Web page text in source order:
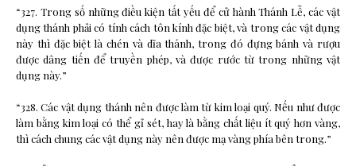
“327. Trong số những điều kiện tất yếu để cử hành Thánh Lễ, các vật
dụng thánh phải có tính cách tôn kính đặc biệt, và trong các vật dụng
này thì đặc biệt là chén và dĩa thánh, trong đó đựng bánh và rượu
được dâng tiến để truyền phép, và được rước từ trong những vật
dụng này.”
“328. Các vật dụng thánh nên được làm từ kim loại quý. Nếu như được
làm bằng kim loại có thể gỉ sét, hay là bằng chất liệu ít quý hơn vàng,
thì cách chung các vật dụng này nên được mạ vàng phía bên trong.”